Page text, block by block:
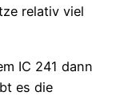
relativ viel
IC 241 dann
es die